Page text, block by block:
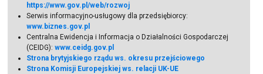
https://www.gov.pl/web/rozwoj
Serwis informacyjno-usługowy dla przedsiębiorcy:
www.biznes.gov.pl
Centralna Ewidencja i Informacja o Działalności Gospodarczej
(CEIDG):www.ceidg.gov.pl
Strona brytyjskiego rządu ws. okresu przejściowego
Strona Komisji Europejskiej ws. relacji UK-UE